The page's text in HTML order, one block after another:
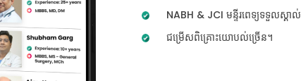
NABH & JCI មន្ទីរពេទ្យទទួលស្គាល់
ជម្រើសពិគ្រោះយោបល់ច្រើន។